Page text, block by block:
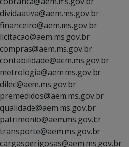
dividaativa@aem.ms.gov.br
financeiro@aem.ms.gov.br
licitacao@aem.ms.gov.br
compras@aem.ms.gov.br
contabilidade@aem.ms.gov.br
metrologia@aem.ms.gov.br
dilec@aem.ms.gov.br
premedidos@aem.ms.gov.br
qualidade@aem.ms.gov.br
patrimonio@aem.ms.gov.br
transporte@aem.ms.gov.br
cargasperigosas@aem.ms.gov.br